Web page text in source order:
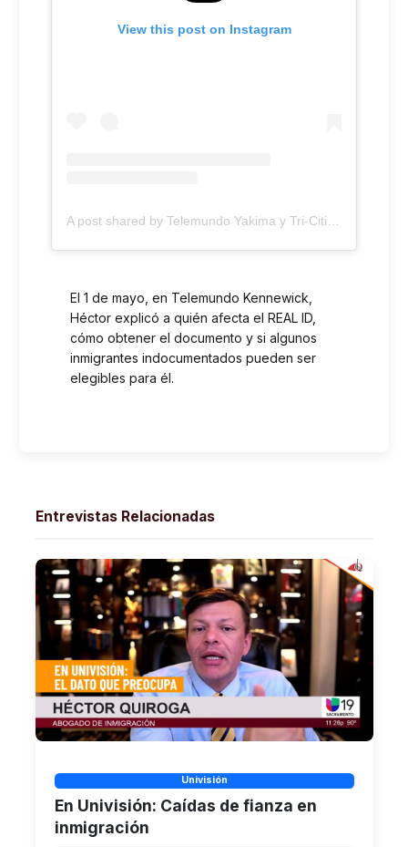
View this post on Instagram
El 1 de mayo, en Telemundo Kennewick,
Héctor explicó a quién afecta el REAL ID,
cómo obtener el documento y si algunos
inmigrantes indocumentados pueden ser
elegibles para él.
Entrevistas Relacionadas
Univisión
En Univisión: Caídas de fianza en
inmigración